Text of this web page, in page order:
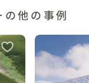
日ぐらいスノーボ
泉スキー場、霧氷
の他の事例